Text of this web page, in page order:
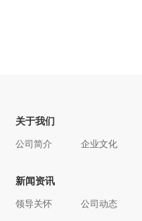
关于我们
公司简介 企业文化
新闻资讯
领导关怀 公司动态